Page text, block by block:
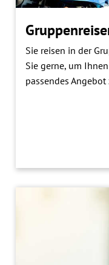
Sie reisen in der
Sie gerne, um
passendes